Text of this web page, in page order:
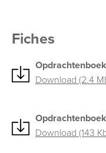
Fiches
Download (2.4
Download (143